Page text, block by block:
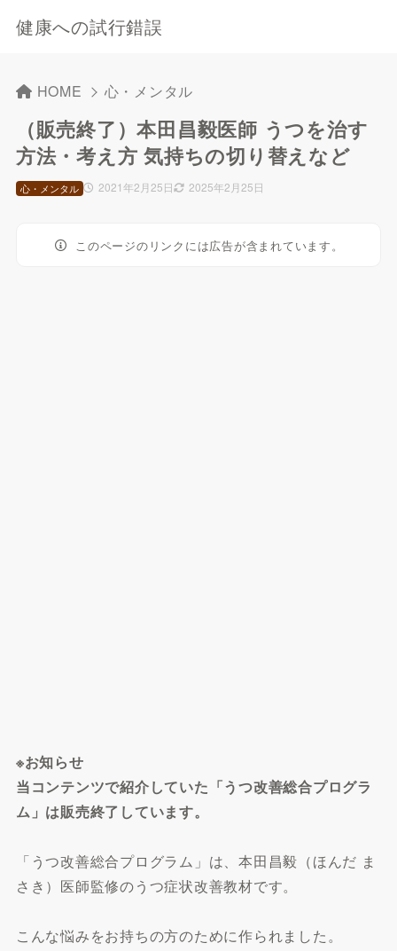
健康への試行錯誤
HOME 心・メンタル
（販売終了）本田昌毅医師 うつを治す
方法・考え方 気持ちの切り替えなど
2021年2月25日 2025年2月25日
心・メンタル
このページのリンクには広告が含まれています。
※お知らせ
当コンテンツで紹介していた「うつ改善総合プログラ
ム」は販売終了しています。
「うつ改善総合プログラム」は、本田昌毅（ほんだ ま
さき）医師監修のうつ症状改善教材です。
こんな悩みをお持ちの方のために作られました。